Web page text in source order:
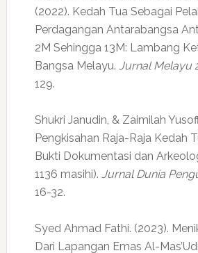
(2022). Kedah Tua Sebagai
Perdagangan Antarabangsa
2M Sehingga 13M: Lambang
Bangsa Melayu. Jurnal Melayu
129.
Shukri Janudin, & Zaimilah
Pengkisahan Raja-Raja Kedah
Bukti Dokumentasi dan
1136 masihi). Jurnal Dunia
16-32.
Syed Ahmad Fathi. (2023).
Dari Lapangan Emas Al-